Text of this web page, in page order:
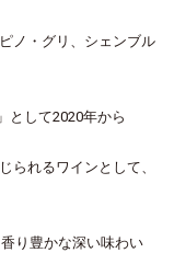
ノ・グリ、シェンブル
として2020年から
られるワインとして、
り豊かな深い味わい